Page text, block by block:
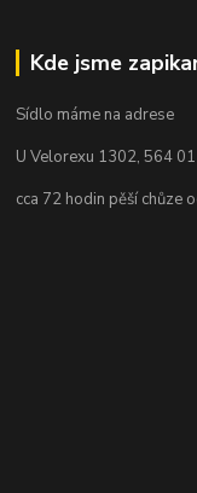
Kde jsme
Sídlo máme na adrese
U Velorexu 1302, 564
cca 72 hodin pěší chůze